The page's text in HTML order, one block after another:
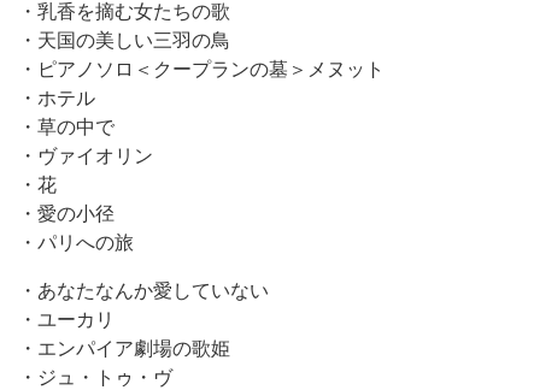
・乳香を摘む女たちの歌
・天国の美しい三羽の鳥
・ピアノソロ＜クープランの墓＞メヌット
・ホテル
・草の中で
・ヴァイオリン
・花
・愛の小径
・パリへの旅
・あなたなんか愛していない
・ユーカリ
・エンパイア劇場の歌姫
・ジュ・トゥ・ヴ